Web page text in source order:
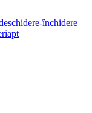
închidere